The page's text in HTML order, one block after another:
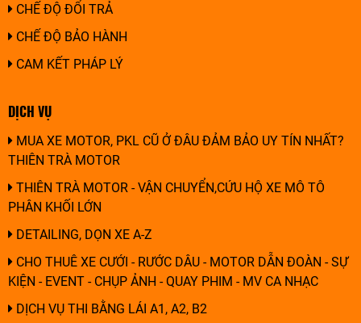
CHẾ ĐỘ ĐỔI TRẢ
CHẾ ĐỘ BẢO HÀNH
CAM KẾT PHÁP LÝ
DỊCH VỤ
MUA XE MOTOR, PKL CŨ Ở ĐÂU ĐẢM BẢO UY TÍN NHẤT?
THIÊN TRÀ MOTOR
THIÊN TRÀ MOTOR - VẬN CHUYỂN,CỨU HỘ XE MÔ TÔ
PHÂN KHỐI LỚN
DETAILING, DỌN XE A-Z
CHO THUÊ XE CƯỚI - RƯỚC DÂU - MOTOR DẪN ĐOÀN - SỰ
KIỆN - EVENT - CHỤP ẢNH - QUAY PHIM - MV CA NHẠC
DỊCH VỤ THI BẰNG LÁI A1, A2, B2